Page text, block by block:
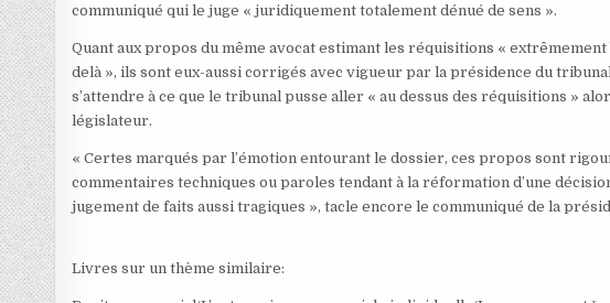
communiqué qui le juge « juridiquement totalement dénué de sens ».
Quant aux propos du même avocat estimant les réquisitions «
delà », ils sont eux-aussi corrigés avec vigueur par la présidence du
s’attendre à ce que le tribunal pusse aller « au dessus des réquisitions »
législateur.
« Certes marqués par l’émotion entourant le dossier, ces propos sont
commentaires techniques ou paroles tendant à la réformation d’une
jugement de faits aussi tragiques », tacle encore le communiqué de la
Livres sur un thème similaire: